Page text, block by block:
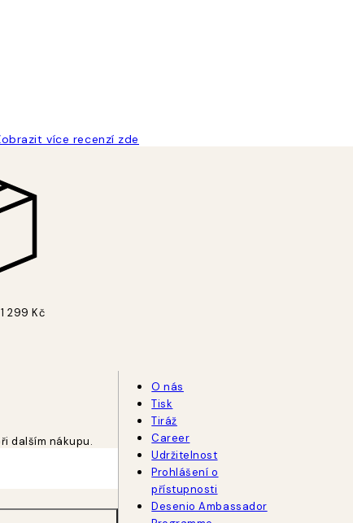
více recenzí zde
299 Kč
dalším nákupu.
O nás
Tisk
Tiráž
Career
Udržitelnost
Prohlášení o
přístupnosti
Desenio Ambassador